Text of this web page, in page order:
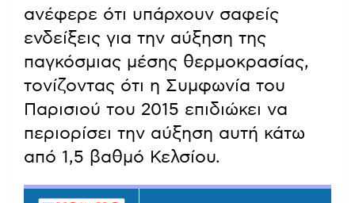
ανέφερε ότι υπάρχουν σαφείς
ενδείξεις για την αύξηση της
παγκόσμιας μέσης θερμοκρασίας,
τονίζοντας ότι η Συμφωνία του
Παρισιού του 2015 επιδιώκει να
περιορίσει την αύξηση αυτή κάτω
από 1,5 βαθμό Κελσίου.